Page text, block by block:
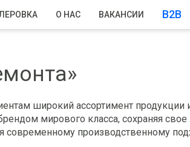
О НАС ВАКАНСИИ B2B
широкий ассортимент продукции
мирового класса, сохраняя
производственному